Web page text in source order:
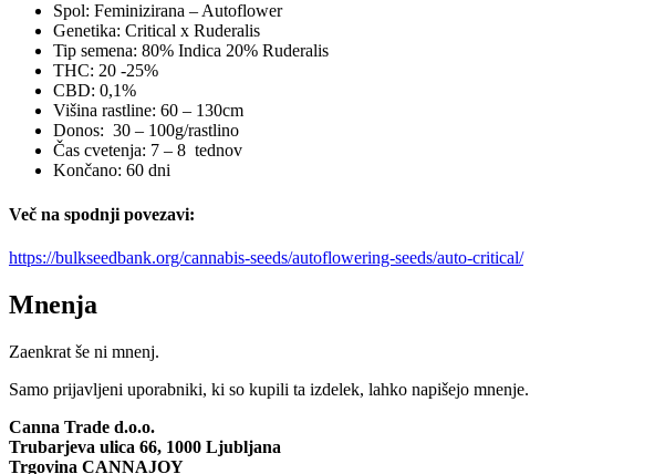
Spol: Feminizirana – Autoflower
Genetika: Critical x Ruderalis
Tip semena: 80% Indica 20% Ruderalis
THC: 20 -25%
CBD: 0,1%
Višina rastline: 60 – 130cm
Donos: 30 – 100g/rastlino
Čas cvetenja: 7 – 8 tednov
Končano: 60 dni
Več na spodnji povezavi:
https://bulkseedbank.org/cannabis-seeds/autoflowering-seeds/auto-critical/
Mnenja
Zaenkrat še ni mnenj.
Samo prijavljeni uporabniki, ki so kupili ta izdelek, lahko napišejo mnenje.
Canna Trade d.o.o.
Trubarjeva ulica 66, 1000 Ljubljana
Trgovina CANNAJOY